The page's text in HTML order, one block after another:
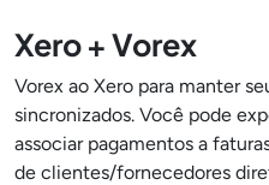
Xero + Vorex
Vorex ao Xero para manter
sincronizados. Você pode
associar pagamentos a
de clientes/fornecedores